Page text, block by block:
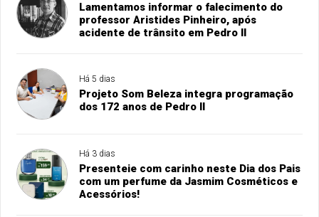
Lamentamos informar o falecimento do
professor Aristides Pinheiro, após
acidente de trânsito em Pedro II
Há 5 dias
Projeto Som Beleza integra programação
dos 172 anos de Pedro II
Há 3 dias
Presenteie com carinho neste Dia dos Pais
com um perfume da Jasmim Cosméticos e
Acessórios!